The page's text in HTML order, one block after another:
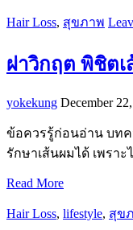
Hair Loss, สุขภาพ
ผ่าวิกฤต พิชิต
yokekung December
ข้อควรรู้ก่อนอ่าน บทคว
รักษาเส้นผมได้ เพร
Read More
Hair Loss, lifestyle, สุข